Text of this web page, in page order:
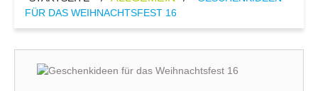
FÜR DAS WEIHNACHTSFEST 16